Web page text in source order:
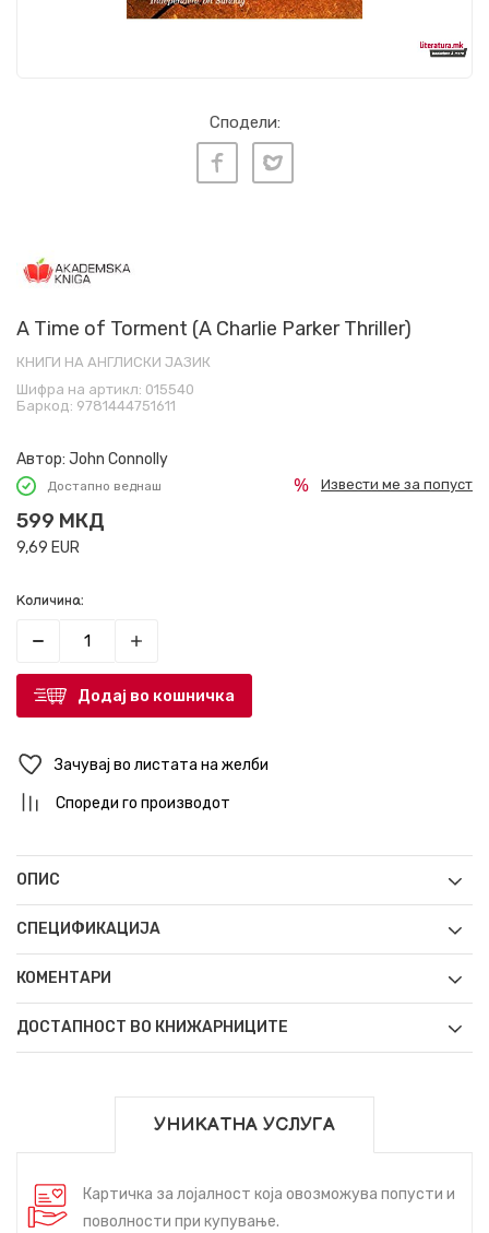
Сподели:
A Time of Torment (A Charlie Parker Thriller)
КНИГИ НА АНГЛИСКИ ЈАЗИК
Шифра на артикл: 015540
Баркод: 9781444751611
Автор: John Connolly
Достапно веднаш
599 МКД
9,69 EUR
Извести ме за попуст
Количина:
Додај во кошничка
Зачувај во листата на желби
Спореди го производот
ОПИС
СПЕЦИФИКАЦИЈА
КОМЕНТАРИ
ДОСТАПНОСТ ВО КНИЖАРНИЦИТЕ
УНИКАТНА УСЛУГА
Картичка за лојалност која овозможува попусти и
поволности при купување.